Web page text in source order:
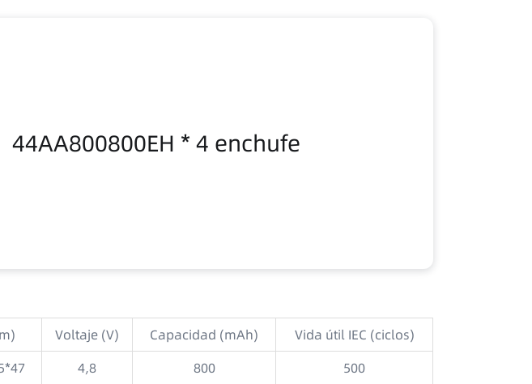
44AA800800EH * 4 enchufe
Voltaje (V) Capacidad (mAh)
Vida útil IEC (ciclos)
4,8 800 500